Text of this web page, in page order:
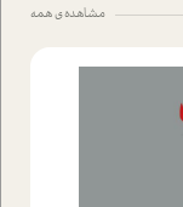
مشاهده ی همه